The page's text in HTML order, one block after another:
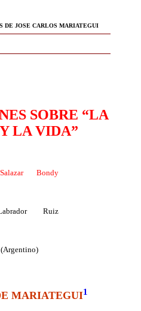
DE JOSE CARLOS MARIATEGUI
SOBRE “LA
LA VIDA”
Bondy
Ruiz
MARIATEGUI1